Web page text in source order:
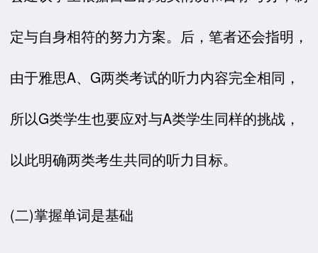
定与自身相符的努力方案。后，笔者还会指明，
由于雅思A、G两类考试的听力内容完全相同，
所以G类学生也要应对与A类学生同样的挑战，
以此明确两类考生共同的听力目标。
(二)掌握单词是基础